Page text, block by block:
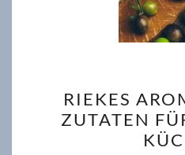
RIEKES
ZUTATEN